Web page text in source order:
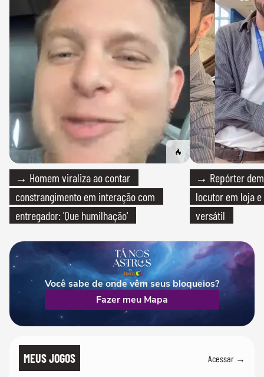
→ Homem viraliza ao contar
constrangimento em interação com
entregador: 'Que humilhação'
→ Repórter
locutor em loja
versátil
Você sabe de onde vêm seus bloqueios?
Fazer meu Mapa
MEUS JOGOS Acessar →